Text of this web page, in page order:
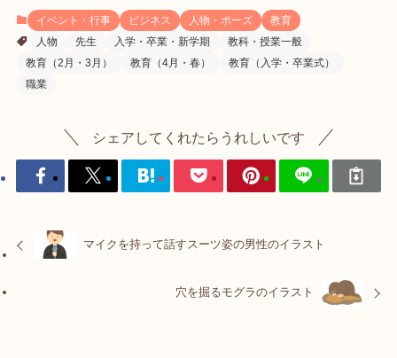
イベント・行事 ビジネス 人物・ポーズ
教育
人物
先生 入学・卒業・新学期
教科・授業一般
教育（2月・3月）
教育（4月・春）
教育（入学・卒業式）
職業
シェアしてくれたらうれしいです
マイクを持って話すスーツ姿の男性のイラスト
穴を掘るモグラのイラスト